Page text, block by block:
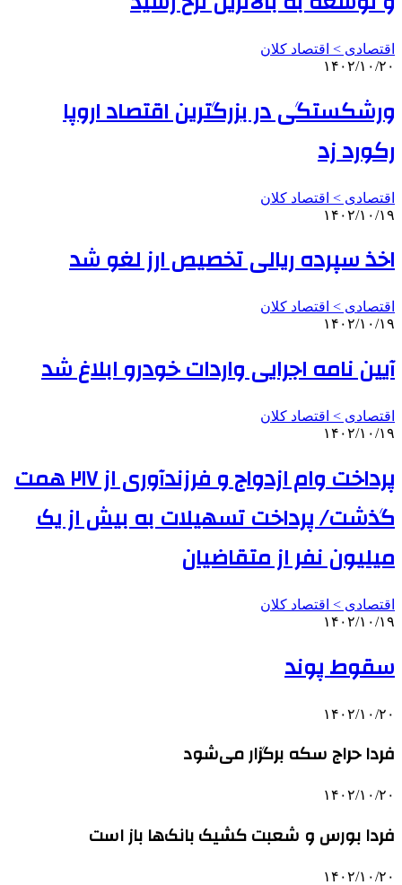
اقتصادی > اقتصاد کلان
۱۴۰۲/۱۰/۲۰
ورشکستگی در بزرگترین اقتصاد اروپا
رکورد زد
اقتصادی > اقتصاد کلان
۱۴۰۲/۱۰/۱۹
اخذ سپرده ریالی تخصیص ارز لغو شد
اقتصادی > اقتصاد کلان
۱۴۰۲/۱۰/۱۹
آیین نامه اجرایی واردات خودرو ابلاغ شد
اقتصادی > اقتصاد کلان
۱۴۰۲/۱۰/۱۹
پرداخت وام ازدواج و فرزندآوری از ۲۱۷ همت
گذشت/ پرداخت تسهیلات به بیش از یک
میلیون نفر از متقاضیان
اقتصادی > اقتصاد کلان
۱۴۰۲/۱۰/۱۹
سقوط پوند
۱۴۰۲/۱۰/۲۰
فردا حراج سکه برگزار می‌شود
۱۴۰۲/۱۰/۲۰
فردا بورس و شعبت کشیک بانک‌ها باز است
۱۴۰۲/۱۰/۲۰